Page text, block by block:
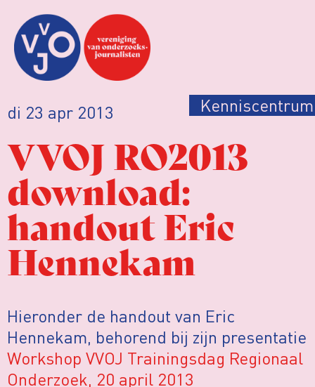
di 23 apr 2013 Kenniscentrum
VVOJ RO2013
download:
handout Eric
Hennekam
Hieronder de handout van Eric
Hennekam, behorend bij zijn presentatie
Workshop VVOJ Trainingsdag Regionaal
Onderzoek, 20 april 2013